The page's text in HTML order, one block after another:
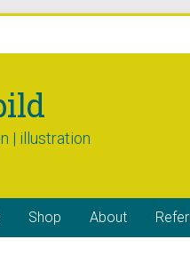
| illustration
Shop About